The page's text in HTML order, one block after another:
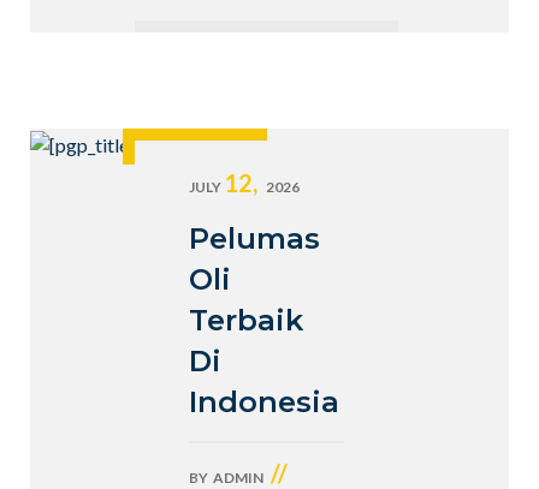
JULY 12, 2026
Pelumas
Oli
Terbaik
Di
Indonesia
BY ADMIN //